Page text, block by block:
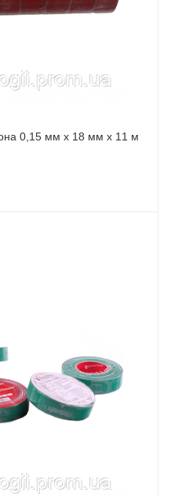
0,15 мм х 18 мм х 11 м